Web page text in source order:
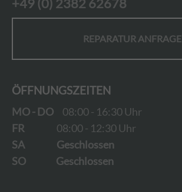
+49 (0) 2382 62678
REPARATUR ANFRAGE
ÖFFNUNGSZEITEN
MO - DO
08:00 - 16:30 Uhr
FR
08:00 - 12:30 Uhr
SA
Geschlossen
SO
Geschlossen